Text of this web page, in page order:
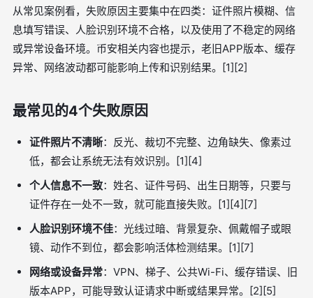
从常见案例看，失败原因主要集中在四类：证件照片模糊、信
息填写错误、人脸识别环境不合格，以及使用了不稳定的网络
或异常设备环境。币安相关内容也提示，老旧APP版本、缓存
异常、网络波动都可能影响上传和识别结果。[1][2]
最常见的4个失败原因
证件照片不清晰：反光、裁切不完整、边角缺失、像素过
低，都会让系统无法有效识别。[1][4]
个人信息不一致：姓名、证件号码、出生日期等，只要与
证件存在一处不一致，就可能直接失败。[1][4][7]
人脸识别环境不佳：光线过暗、背景复杂、佩戴帽子或眼
镜、动作不到位，都会影响活体检测结果。[1][7]
网络或设备异常：VPN、梯子、公共Wi-Fi、缓存错误、旧
版本APP，可能导致认证请求中断或结果异常。[2][5]